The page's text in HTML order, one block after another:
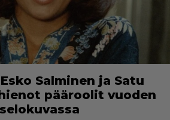
Salminen ja Satu
pääroolit vuoden